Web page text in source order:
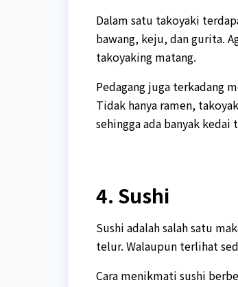
Dalam satu takoyaki
bawang, keju, dan gurita.
takoyaking matang.
Pedagang juga terkadang
Tidak hanya ramen,
sehingga ada banyak
4. Sushi
Sushi adalah salah satu
telur. Walaupun terlihat
Cara menikmati sushi